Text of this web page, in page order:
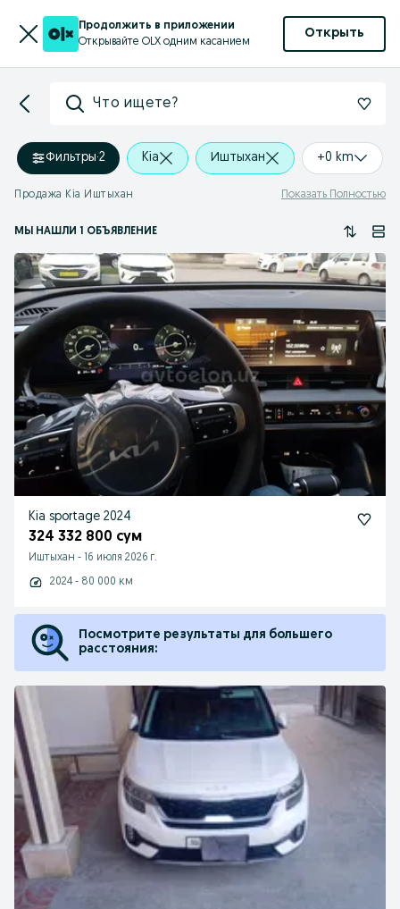
Продолжить в приложении
Открывайте OLX одним касанием
Открыть
Что ищете?
Фильтры·2 Kia Иштыхан +0 km
Продажа Kia Иштыхан Показать Полностью
МЫ НАШЛИ 1 ОБЪЯВЛЕНИЕ
Kia sportage 2024
324 332 800 сум
Иштыхан - 16 июля 2026 г.
2024 - 80 000 км
Посмотрите результаты для большего
расстояния: